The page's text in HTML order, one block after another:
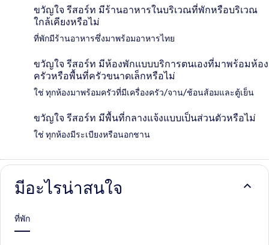
ขวัญใจ รีสอร์ท มีร้านอาหารในบริเวณที่พักหรือบริเวณ
ใกล้เคียงหรือไม่
ที่พักมีร้านอาหารซึ่งมาพร้อมอาหารไทย
ขวัญใจ รีสอร์ท มีห้องพักแบบบริการตนเองที่มาพร้อมห้อง
ครัวหรือพื้นที่ครัวขนาดเล็กหรือไม่
ใช่ ทุกห้องมาพร้อมครัวที่มีเครื่องครัว/จาน/ช้อนส้อมและตู้เย็น
ขวัญใจ รีสอร์ท มีพื้นที่กลางแจ้งแบบเป็นส่วนตัวหรือไม่
ใช่ ทุกห้องมีระเบียงหรือนอกชาน
มีอะไรน่าสนใจ
ที่พัก